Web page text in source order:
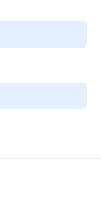
保守